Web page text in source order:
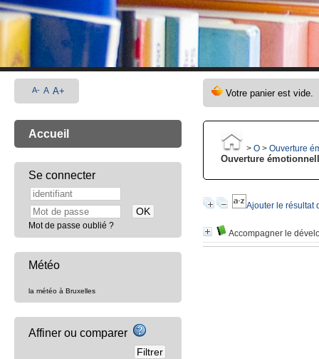
> O > Ouverture
Ouverture
Ajouter le résultat
Accompagner le
A- A A+
Accueil
Se connecter
Mot de passe oublié ?
Météo
la météo à Bruxelles
Affiner ou comparer